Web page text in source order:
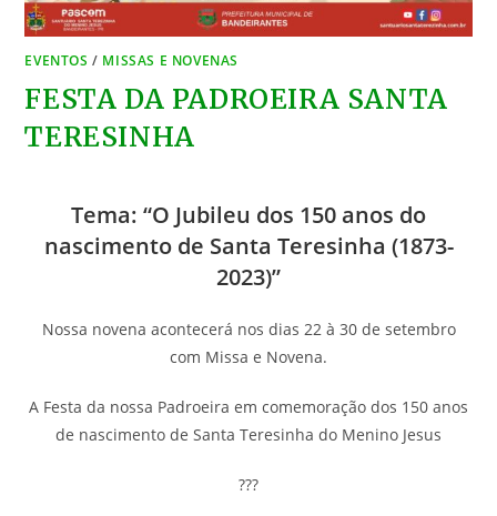
EVENTOS / MISSAS E NOVENAS
FESTA DA PADROEIRA SANTA
TERESINHA
Tema: “O Jubileu dos 150 anos do
nascimento de Santa Teresinha (1873-
2023)”
Nossa novena acontecerá nos dias 22 à 30 de setembro
com Missa e Novena.
A Festa da nossa Padroeira em comemoração dos 150 anos
de nascimento de Santa Teresinha do Menino Jesus
???